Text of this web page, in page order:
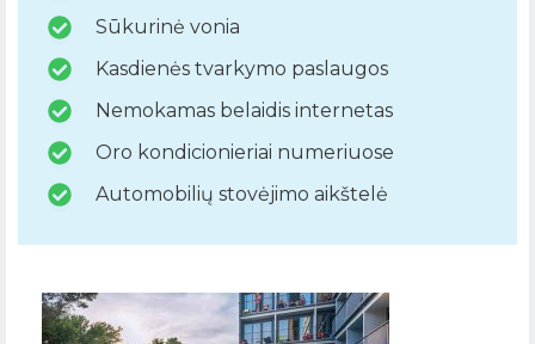
Sūkurinė vonia
Kasdienės tvarkymo paslaugos
Nemokamas belaidis internetas
Oro kondicionieriai numeriuose
Automobilių stovėjimo aikštelė